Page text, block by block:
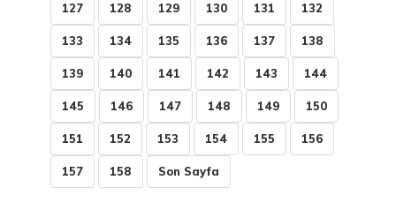
127 128 129 130 131 132
133 134 135 136 137 138
139 140 141 142 143 144
145 146 147 148 149 150
151 152 153 154 155 156
157 158 Son Sayfa